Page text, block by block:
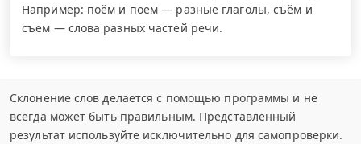
Например: поём и поем — разные глаголы, съём и
съем — слова разных частей речи.
Склонение слов делается с помощью программы и не
всегда может быть правильным. Представленный
результат используйте исключительно для самопроверки.